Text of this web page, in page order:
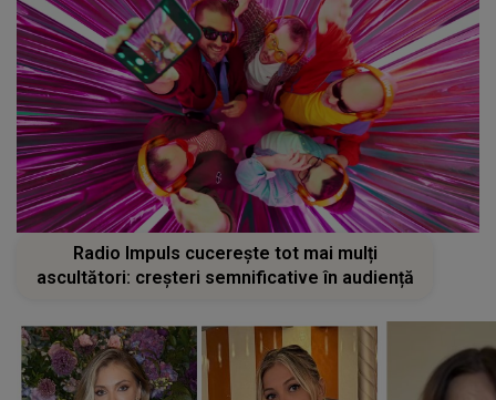
Radio Impuls cucerește tot mai mulți
ascultători: creșteri semnificative în audiență